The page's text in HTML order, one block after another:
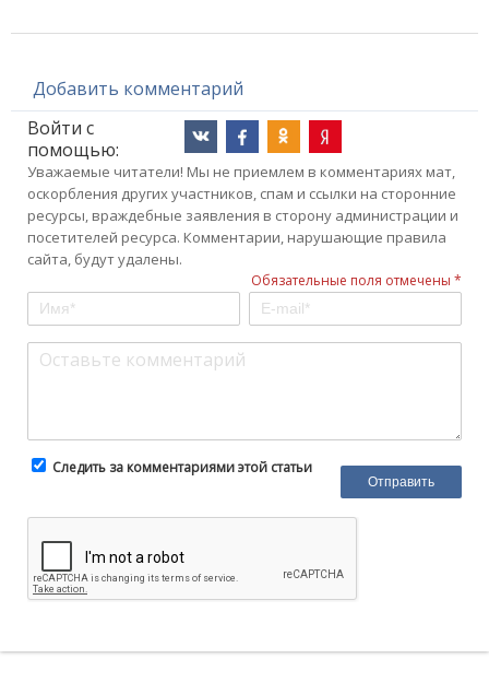
Добавить комментарий
Войти с
помощью:
Уважаемые читатели! Мы не приемлем в комментариях мат,
оскорбления других участников, спам и ссылки на сторонние
ресурсы, враждебные заявления в сторону администрации и
посетителей ресурса. Комментарии, нарушающие правила
сайта, будут удалены.
Обязательные поля отмечены *
Следить за комментариями этой статьи